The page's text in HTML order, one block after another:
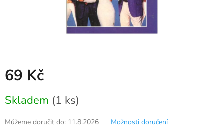
69 Kč
cena:
Skladem (1 ks)
Můžeme doručit do: 11.8.2026 Možnosti doručení